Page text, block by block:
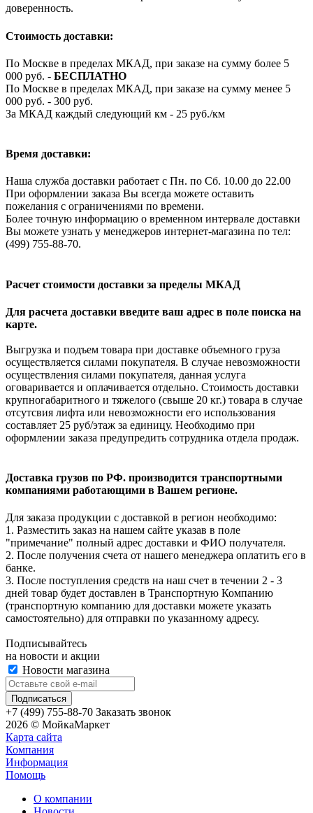
доверенность.
Стоимость доставки:
По Москве в пределах МКАД, при заказе на сумму более 5
000 руб. - БЕСПЛАТНО
По Москве в пределах МКАД, при заказе на сумму менее 5
000 руб. - 300 руб.
За МКАД каждый следующий км - 25 руб./км
Время доставки:
Наша служба доставки работает с Пн. по Сб. 10.00 до 22.00
При оформлении заказа Вы всегда можете оставить
пожелания с ограничениями по времени.
Более точную информацию о временном интервале доставки
Вы можете узнать у менеджеров интернет-магазина по тел:
(499) 755-88-70.
Расчет стоимости доставки за пределы МКАД
Для расчета доставки введите ваш адрес в поле поиска на
карте.
Выгрузка и подъем товара при доставке объемного груза
осуществляется силами покупателя. В случае невозможности
осуществления силами покупателя, данная услуга
оговаривается и оплачивается отдельно. Стоимость доставки
крупногабаритного и тяжелого (свыше 20 кг.) товара в случае
отсутсвия лифта или невозможности его использования
составляет 25 руб/этаж за единицу. Необходимо при
оформлении заказа предупредить сотрудника отдела продаж.
Доставка грузов по РФ. производится транспортными
компаниями работающими в Вашем регионе.
Для заказа продукции с доставкой в регион необходимо:
1. Разместить заказ на нашем сайте указав в поле
"примечание" полный адрес доставки и ФИО получателя.
2. После получения счета от нашего менеджера оплатить его в
банке.
3. После поступления средств на наш счет в течении 2 - 3
дней товар будет доставлен в Транспортную Компанию
(транспортную компанию для доставки можете указать
самостоятельно) для отправки по указанному адресу.
Подписывайтесь
на новости и акции
Новости магазина
+7 (499) 755-88-70 Заказать звонок
2026 © МойкаМаркет
Карта сайта
Компания
Информация
Помощь
О компании